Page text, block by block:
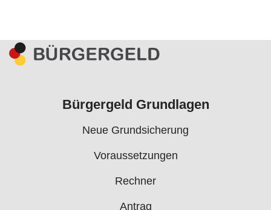
Bürgergeld Grundlagen
Neue Grundsicherung
Voraussetzungen
Rechner
Antrag